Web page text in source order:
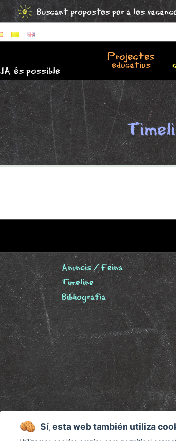
Buscant propostes per a les
és possible
Projectes
educatius
Anuncis / Feina
Timeline
Bibliografia
Sí, esta web también utiliza